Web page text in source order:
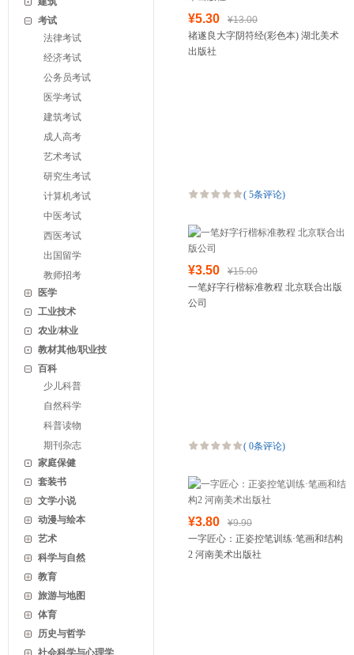
考试
法律考试
经济考试
公务员考试
医学考试
建筑考试
成人高考
艺术考试
研究生考试
计算机考试
中医考试
西医考试
出国留学
教师招考
医学
工业技术
农业/林业
教材其他/职业技
百科
少儿科普
自然科学
科普读物
期刊杂志
家庭保健
套装书
文学小说
动漫与绘本
艺术
科学与自然
教育
旅游与地图
体育
历史与哲学
社会科学与心理学
¥5.30
¥13.00
禇遂良大字阴符经(彩色本) 湖北美术
出版社
( 5条评论)
¥3.50
¥15.00
一笔好字行楷标准教程 北京联合出版
公司
( 0条评论)
¥3.80
¥9.90
一字匠心：正姿控笔训练·笔画和结构
2 河南美术出版社